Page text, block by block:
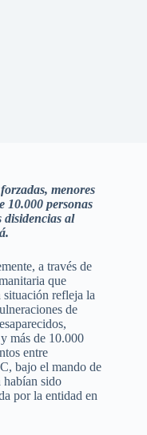
menores
10.000 personas
disidencias al
a través de
que
refleja la
de
más de 10.000
entre
bajo el mando de
habían sido
por la entidad en